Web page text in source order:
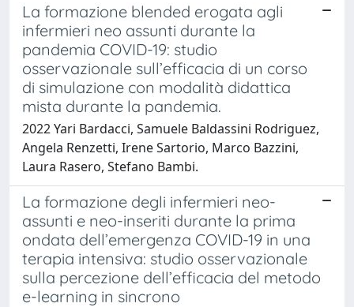
La formazione blended erogata agli
infermieri neo assunti durante la
pandemia COVID-19: studio
osservazionale sull’efficacia di un corso
di simulazione con modalità didattica
mista durante la pandemia.
2022 Yari Bardacci, Samuele Baldassini Rodriguez,
Angela Renzetti, Irene Sartorio, Marco Bazzini,
Laura Rasero, Stefano Bambi.
La formazione degli infermieri neo-
assunti e neo-inseriti durante la prima
ondata dell’emergenza COVID-19 in una
terapia intensiva: studio osservazionale
sulla percezione dell’efficacia del metodo
e-learning in sincrono